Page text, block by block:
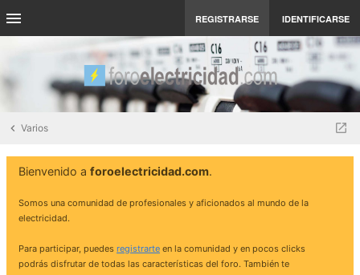
REGISTRARSE IDENTIFICARSE
Varios
Bienvenido a foroelectricidad.com.
Somos una comunidad de profesionales y aficionados al mundo de la
electricidad.
Para participar, puedes registrarte en la comunidad y en pocos clicks
podrás disfrutar de todas las características del foro. También te